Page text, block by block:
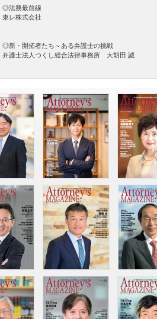
◎法務最前線
東レ株式会社
◎新・開拓者たち～ある弁護士の挑戦
弁護士法人つくし総合法律事務所 大胡田 誠